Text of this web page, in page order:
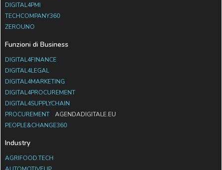
DIGITAL4PMI
TECHCOMPANY360
ZEROUNO
Funzioni di Business
DIGITAL4FINANCE
DIGITAL4LEGAL
DIGITAL4MARKETING
DIGITAL4PROCUREMENT
DIGITAL4SUPPLYCHAIN
PROCUREMENT
AGENDADIGITALE.EU
PEOPLE&CHANGE360
Industry
AGRIFOOD.TECH